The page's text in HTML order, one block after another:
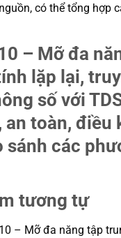
có thể tổng hợp
– Mỡ đa
lặp lại,
số với
toàn,
sánh các
tương tự
– Mỡ đa năng tập